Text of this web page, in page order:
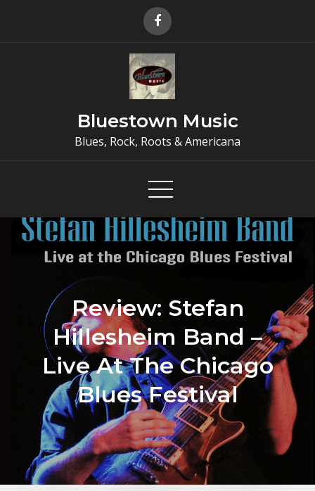
Bluestown Music
Blues, Rock, Roots & Americana
Review: Stefan
Hillesheim Band –
Live At The Chicago
Blues Festival